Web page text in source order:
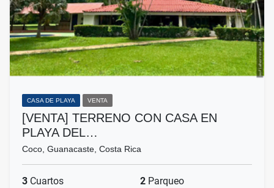
CASA DE PLAYA VENTA
[VENTA] TERRENO CON CASA EN
PLAYA DEL…
Coco, Guanacaste, Costa Rica
3 Cuartos 2 Parqueo